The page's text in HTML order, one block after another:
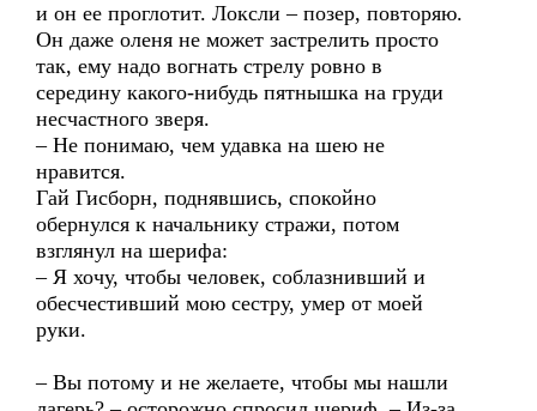
и он ее проглотит. Локсли – позер, повторяю.
Он даже оленя не может застрелить просто
так, ему надо вогнать стрелу ровно в
середину какого-нибудь пятнышка на груди
несчастного зверя.
– Не понимаю, чем удавка на шею не
нравится.
Гай Гисборн, поднявшись, спокойно
обернулся к начальнику стражи, потом
взглянул на шерифа:
– Я хочу, чтобы человек, соблазнивший и
обесчестивший мою сестру, умер от моей
руки.
– Вы потому и не желаете, чтобы мы нашли